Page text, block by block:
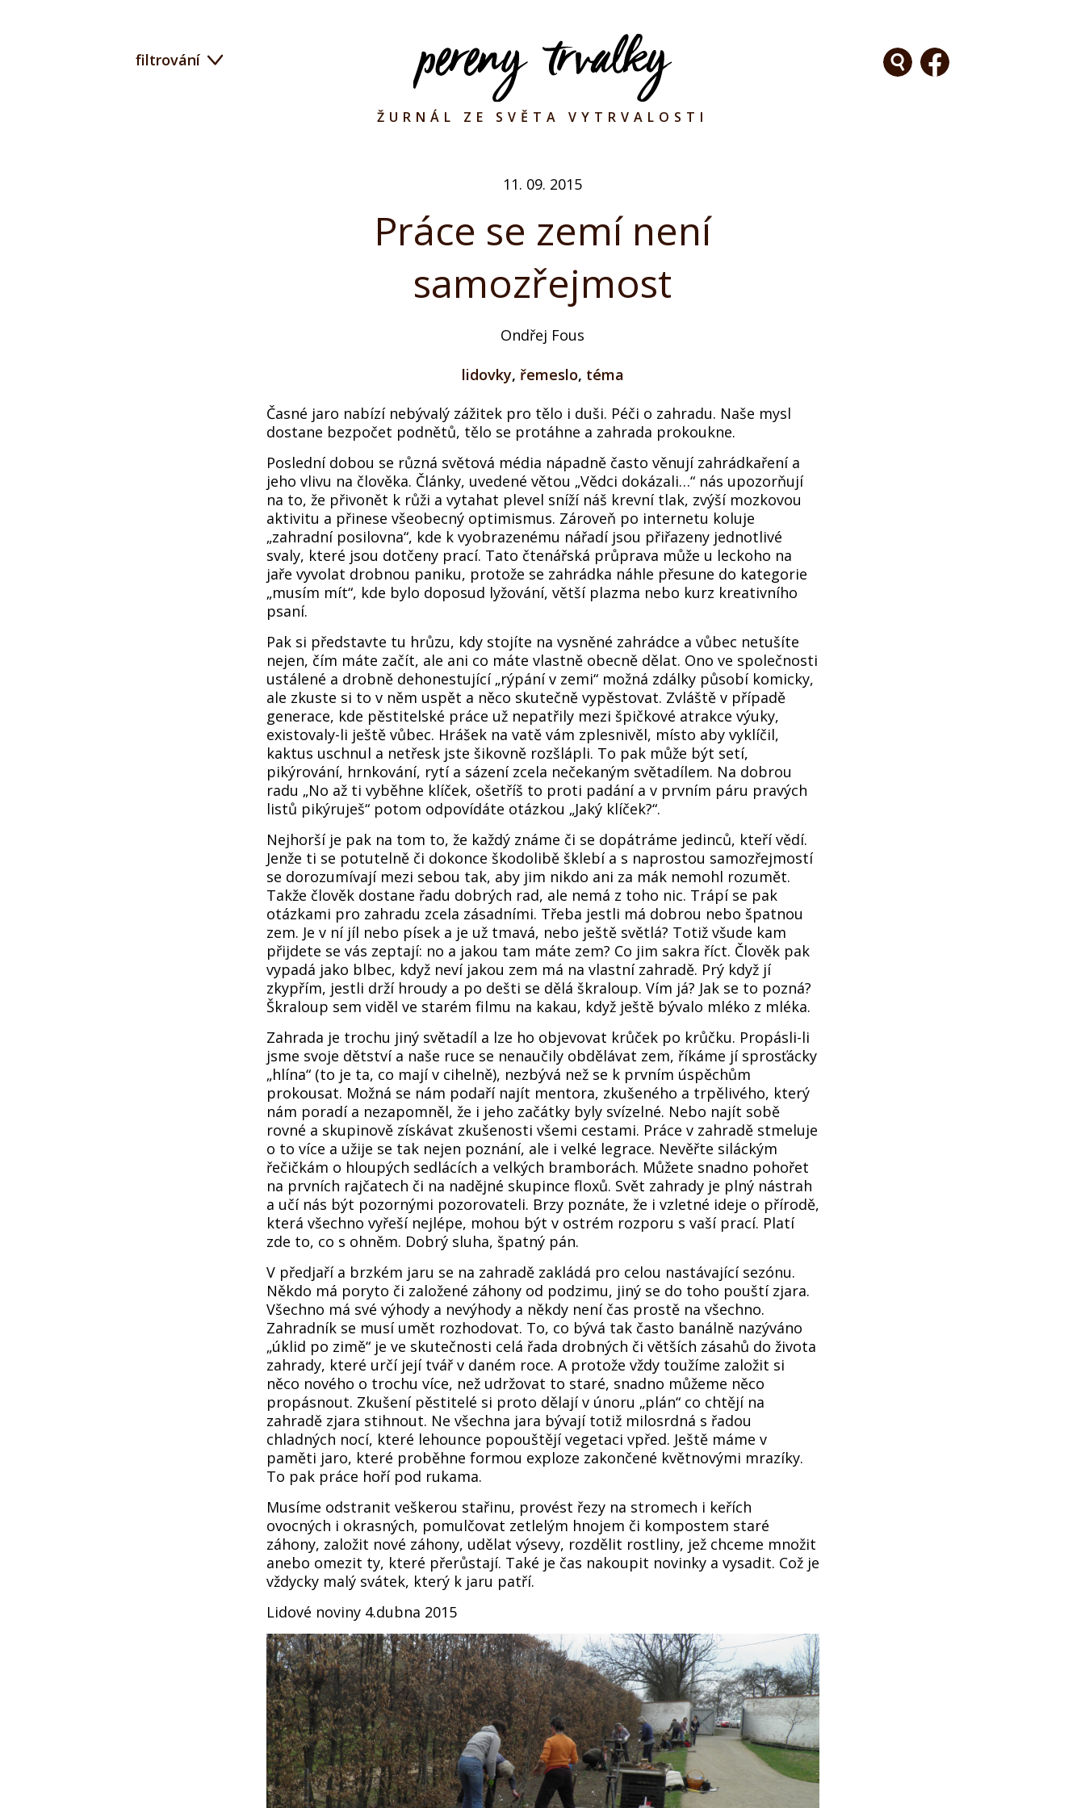
filtrování
ŽURNÁL ZE SVĚTA VYTRVALOSTI
11. 09. 2015
Práce se zemí není
samozřejmost
Ondřej Fous
lidovky, řemeslo, téma
Časné jaro nabízí nebývalý zážitek pro tělo i duši. Péči o zahradu. Naše mysl
dostane bezpočet podnětů, tělo se protáhne a zahrada prokoukne.
Poslední dobou se různá světová média nápadně často věnují zahrádkaření a
jeho vlivu na člověka. Články, uvedené větou „Vědci dokázali…“ nás upozorňují
na to, že přivonět k růži a vytahat plevel sníží náš krevní tlak, zvýší mozkovou
aktivitu a přinese všeobecný optimismus. Zároveň po internetu koluje
„zahradní posilovna“, kde k vyobrazenému nářadí jsou přiřazeny jednotlivé
svaly, které jsou dotčeny prací. Tato čtenářská průprava může u leckoho na
jaře vyvolat drobnou paniku, protože se zahrádka náhle přesune do kategorie
„musím mít“, kde bylo doposud lyžování, větší plazma nebo kurz kreativního
psaní.
Pak si představte tu hrůzu, kdy stojíte na vysněné zahrádce a vůbec netušíte
nejen, čím máte začít, ale ani co máte vlastně obecně dělat. Ono ve společnosti
ustálené a drobně dehonestující „rýpání v zemi“ možná zdálky působí komicky,
ale zkuste si to v něm uspět a něco skutečně vypěstovat. Zvláště v případě
generace, kde pěstitelské práce už nepatřily mezi špičkové atrakce výuky,
existovaly-li ještě vůbec. Hrášek na vatě vám zplesnivěl, místo aby vyklíčil,
kaktus uschnul a netřesk jste šikovně rozšlápli. To pak může být setí,
pikýrování, hrnkování, rytí a sázení zcela nečekaným světadílem. Na dobrou
radu „No až ti vyběhne klíček, ošetříš to proti padání a v prvním páru pravých
listů pikýruješ“ potom odpovídáte otázkou „Jaký klíček?“.
Nejhorší je pak na tom to, že každý známe či se dopátráme jedinců, kteří vědí.
Jenže ti se potutelně či dokonce škodolibě šklebí a s naprostou samozřejmostí
se dorozumívají mezi sebou tak, aby jim nikdo ani za mák nemohl rozumět.
Takže člověk dostane řadu dobrých rad, ale nemá z toho nic. Trápí se pak
otázkami pro zahradu zcela zásadními. Třeba jestli má dobrou nebo špatnou
zem. Je v ní jíl nebo písek a je už tmavá, nebo ještě světlá? Totiž všude kam
přijdete se vás zeptají: no a jakou tam máte zem? Co jim sakra říct. Člověk pak
vypadá jako blbec, když neví jakou zem má na vlastní zahradě. Prý když jí
zkypřím, jestli drží hroudy a po dešti se dělá škraloup. Vím já? Jak se to pozná?
Škraloup sem viděl ve starém filmu na kakau, když ještě bývalo mléko z mléka.
Zahrada je trochu jiný světadíl a lze ho objevovat krůček po krůčku. Propásli-li
jsme svoje dětství a naše ruce se nenaučily obdělávat zem, říkáme jí sprosťácky
„hlína“ (to je ta, co mají v cihelně), nezbývá než se k prvním úspěchům
prokousat. Možná se nám podaří najít mentora, zkušeného a trpělivého, který
nám poradí a nezapomněl, že i jeho začátky byly svízelné. Nebo najít sobě
rovné a skupinově získávat zkušenosti všemi cestami. Práce v zahradě stmeluje
o to více a užije se tak nejen poznání, ale i velké legrace. Nevěřte siláckým
řečičkám o hloupých sedlácích a velkých bramborách. Můžete snadno pohořet
na prvních rajčatech či na nadějné skupince floxů. Svět zahrady je plný nástrah
a učí nás být pozornými pozorovateli. Brzy poznáte, že i vzletné ideje o přírodě,
která všechno vyřeší nejlépe, mohou být v ostrém rozporu s vaší prací. Platí
zde to, co s ohněm. Dobrý sluha, špatný pán.
V předjaří a brzkém jaru se na zahradě zakládá pro celou nastávající sezónu.
Někdo má poryto či založené záhony od podzimu, jiný se do toho pouští zjara.
Všechno má své výhody a nevýhody a někdy není čas prostě na všechno.
Zahradník se musí umět rozhodovat. To, co bývá tak často banálně nazýváno
„úklid po zimě“ je ve skutečnosti celá řada drobných či větších zásahů do života
zahrady, které určí její tvář v daném roce. A protože vždy toužíme založit si
něco nového o trochu více, než udržovat to staré, snadno můžeme něco
propásnout. Zkušení pěstitelé si proto dělají v únoru „plán“ co chtějí na
zahradě zjara stihnout. Ne všechna jara bývají totiž milosrdná s řadou
chladných nocí, které lehounce popouštějí vegetaci vpřed. Ještě máme v
paměti jaro, které proběhne formou exploze zakončené květnovými mrazíky.
To pak práce hoří pod rukama.
Musíme odstranit veškerou stařinu, provést řezy na stromech i keřích
ovocných i okrasných, pomulčovat zetlelým hnojem či kompostem staré
záhony, založit nové záhony, udělat výsevy, rozdělit rostliny, jež chceme množit
anebo omezit ty, které přerůstají. Také je čas nakoupit novinky a vysadit. Což je
vždycky malý svátek, který k jaru patří.
Lidové noviny 4.dubna 2015